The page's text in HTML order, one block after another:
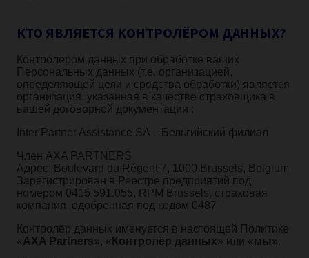
КТО ЯВЛЯЕТСЯ КОНТРОЛЁРОМ ДАННЫХ?
Контролёром данных при обработке ваших
Персональных данных (т.е. организацией,
определяющей цели и средства обработки) является
организация, указанная в качестве страховщика в
вашей договорной документации :
Inter Partner Assistance SA – Бельгийский филиал
Член AXA PARTNERS
Адрес: Boulevard du Régent 7, 1000 Brussels, Belgium
Зарегистрирован в Реестре предприятий под
номером 0415.591.055, RPM Brussels, страховая
компания, одобренная под кодом 0487
Контролёр данных именуется в настоящей Политике
«AXA Partners», « Контролёр данных» или «мы».